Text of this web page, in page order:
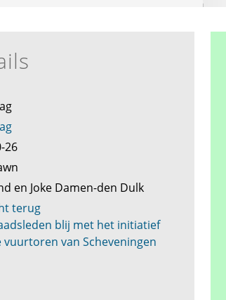
26
en Joke Damen-den Dulk
terug
blij met het initiatief
vuurtoren van Scheveningen